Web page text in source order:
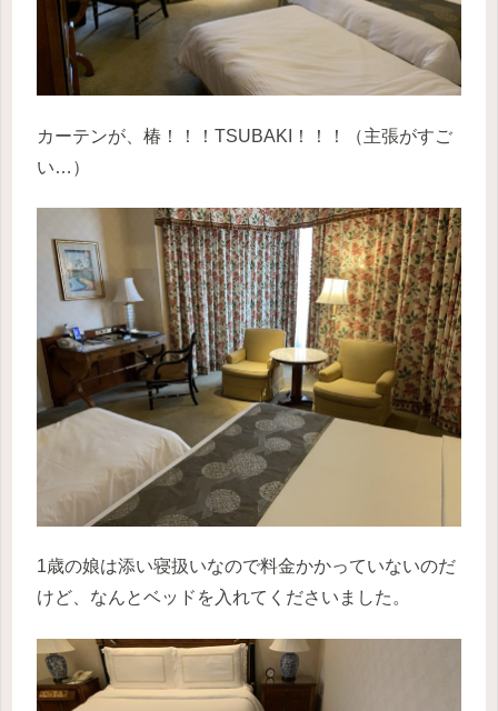
カーテンが、椿！！！TSUBAKI！！！（主張がすご
い…）
1歳の娘は添い寝扱いなので料金かかっていないのだ
けど、なんとベッドを入れてくださいました。